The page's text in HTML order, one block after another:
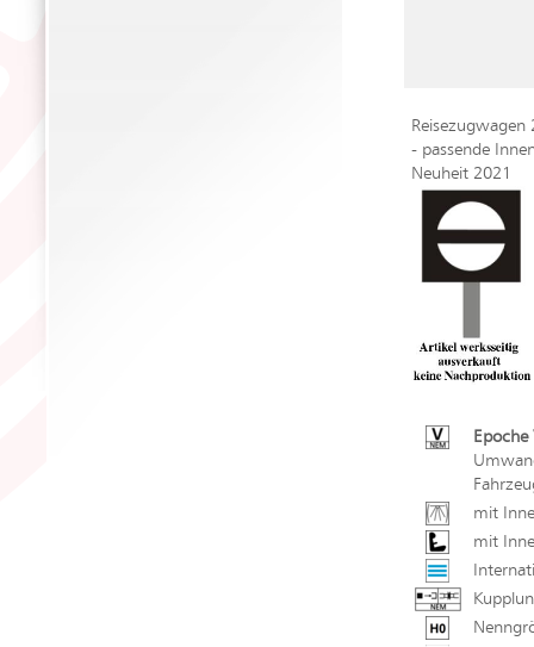
Reisezugwagen
- passende
Neuheit 2021
mit
mit